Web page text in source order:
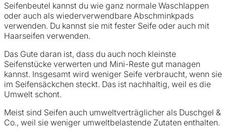
Seifenbeutel kannst du wie ganz normale Waschlappen
oder auch als wiederverwendbare Abschminkpads
verwenden. Du kannst sie mit fester Seife oder auch mit
Haarseifen verwenden.
Das Gute daran ist, dass du auch noch kleinste
Seifenstücke verwerten und Mini-Reste gut managen
kannst. Insgesamt wird weniger Seife verbraucht, wenn sie
im Seifensäckchen steckt. Das ist nachhaltig, weil es die
Umwelt schont.
Meist sind Seifen auch umweltverträglicher als Duschgel &
Co., weil sie weniger umweltbelastende Zutaten enthalten.